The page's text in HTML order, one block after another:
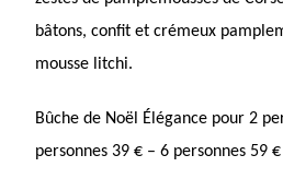
bâtons, confit et crémeux
mousse litchi.
Bûche de Noël Élégance pour 2
personnes 39 € – 6 personnes 59 €